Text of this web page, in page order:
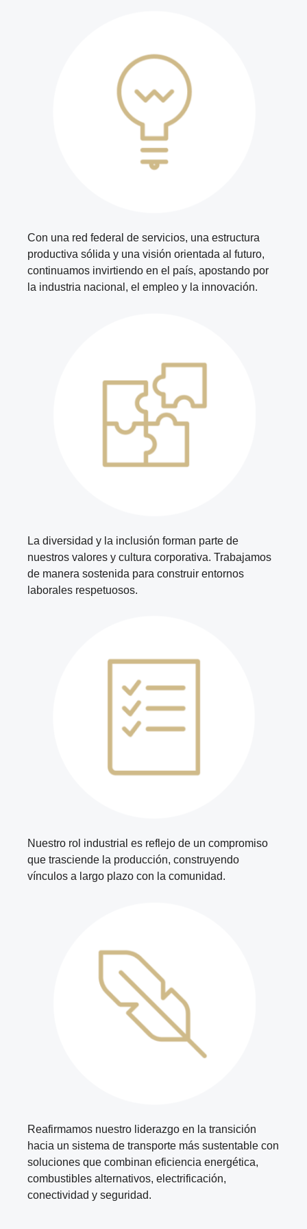
Con una red federal de servicios, una estructura
productiva sólida y una visión orientada al futuro,
continuamos invirtiendo en el país, apostando por
la industria nacional, el empleo y la innovación.
La diversidad y la inclusión forman parte de
nuestros valores y cultura corporativa. Trabajamos
de manera sostenida para construir entornos
laborales respetuosos.
Nuestro rol industrial es reflejo de un compromiso
que trasciende la producción, construyendo
vínculos a largo plazo con la comunidad.
Reafirmamos nuestro liderazgo en la transición
hacia un sistema de transporte más sustentable con
soluciones que combinan eficiencia energética,
combustibles alternativos, electrificación,
conectividad y seguridad.